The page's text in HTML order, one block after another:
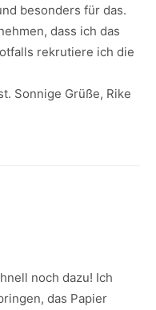
besonders für das.
dass ich das
rekrutiere ich die
Sonnige Grüße, Rike
noch dazu! Ich
das Papier